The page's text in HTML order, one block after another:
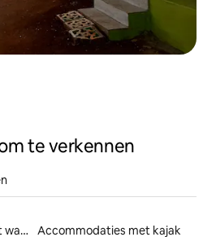
te verkennen
Accommodaties aan het water
Accommodaties met kajak